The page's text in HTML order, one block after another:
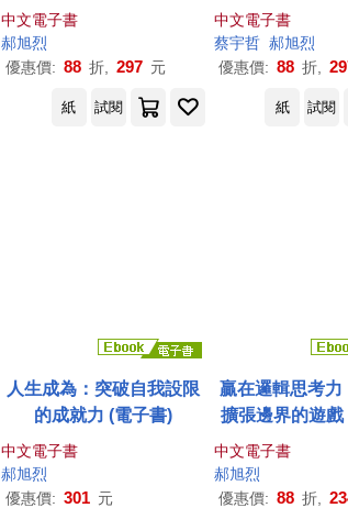
智慧，轉化成人生可用的
中文電子書
郝旭烈
優惠價: 88 折, 297 元
【電子書獨家收
親聲導讀 ‧ 實戰
子書)
中文電子書
蔡宇哲 郝旭烈
優惠價: 88 折,
紙 試閱 紙 試閱
人生成為：突破自我設限
的成就力 (電子書)
中文電子書
郝旭烈
優惠價: 301 元
贏在邏輯思考力
擴張邊界的遊戲
中文電子書
郝旭烈
優惠價: 88 折,